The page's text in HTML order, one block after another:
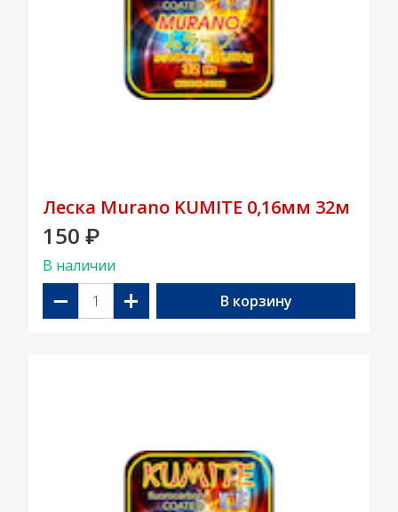
Леска Murano KUMITE 0,16мм 32м
150 ₽
В наличии
− + В корзину